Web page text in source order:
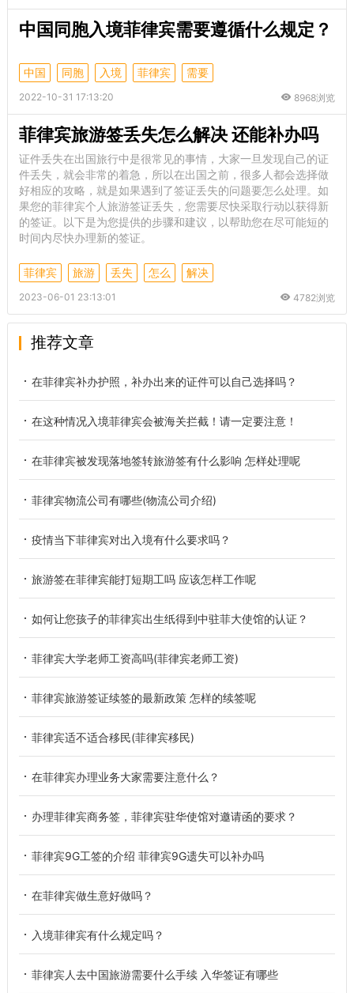
中国同胞入境菲律宾需要遵循什么规定？
中国 同胞 入境 菲律宾 需要
2022-10-31 17:13:20 8968浏览
菲律宾旅游签丢失怎么解决 还能补办吗
证件丢失在出国旅行中是很常见的事情，大家一旦发现自己的证
件丢失，就会非常的着急，所以在出国之前，很多人都会选择做
好相应的攻略，就是如果遇到了签证丢失的问题要怎么处理。如
果您的菲律宾个人旅游签证丢失，您需要尽快采取行动以获得新
的签证。以下是为您提供的步骤和建议，以帮助您在尽可能短的
时间内尽快办理新的签证。
菲律宾 旅游 丢失 怎么 解决
2023-06-01 23:13:01 4782浏览
推荐文章
在菲律宾补办护照，补办出来的证件可以自己选择吗？
在这种情况入境菲律宾会被海关拦截！请一定要注意！
在菲律宾被发现落地签转旅游签有什么影响 怎样处理呢
菲律宾物流公司有哪些(物流公司介绍)
疫情当下菲律宾对出入境有什么要求吗？
旅游签在菲律宾能打短期工吗 应该怎样工作呢
如何让您孩子的菲律宾出生纸得到中驻菲大使馆的认证？
菲律宾大学老师工资高吗(菲律宾老师工资)
菲律宾旅游签证续签的最新政策 怎样的续签呢
菲律宾适不适合移民(菲律宾移民)
在菲律宾办理业务大家需要注意什么？
办理菲律宾商务签，菲律宾驻华使馆对邀请函的要求？
菲律宾9G工签的介绍 菲律宾9G遗失可以补办吗
在菲律宾做生意好做吗？
入境菲律宾有什么规定吗？
菲律宾人去中国旅游需要什么手续 入华签证有哪些